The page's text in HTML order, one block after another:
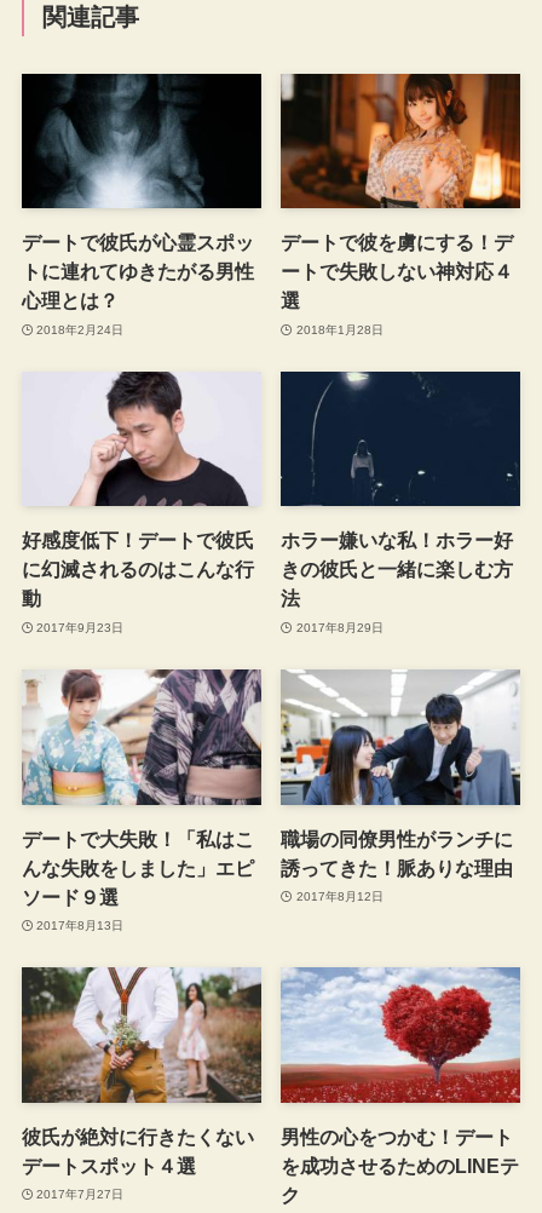
関連記事
デートで彼氏が心霊スポッ
トに連れてゆきたがる男性
心理とは？
2018年2月24日
デートで彼を虜にする！デ
ートで失敗しない神対応４
選
2018年1月28日
好感度低下！デートで彼氏
に幻滅されるのはこんな行
動
2017年9月23日
ホラー嫌いな私！ホラー好
きの彼氏と一緒に楽しむ方
法
2017年8月29日
デートで大失敗！「私はこ
んな失敗をしました」エピ
ソード９選
2017年8月13日
職場の同僚男性がランチに
誘ってきた！脈ありな理由
2017年8月12日
彼氏が絶対に行きたくない
デートスポット４選
2017年7月27日
男性の心をつかむ！デート
を成功させるためのLINEテ
ク